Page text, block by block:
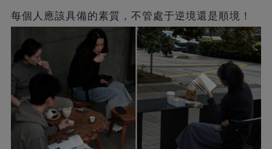
每個人應該具備的素質，不管處于逆境還是順境！